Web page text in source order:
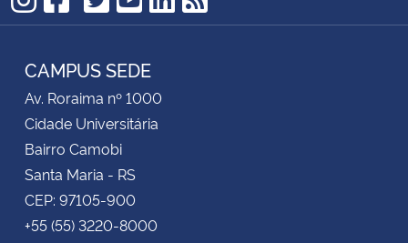
Instagram
Facebook
TikTok
Twitter
YouTube
LinkedIn
RSS
CAMPUS SEDE
Av. Roraima nº 1000
Cidade Universitária
Bairro Camobi
Santa Maria - RS
CEP: 97105-900
+55 (55) 3220-8000